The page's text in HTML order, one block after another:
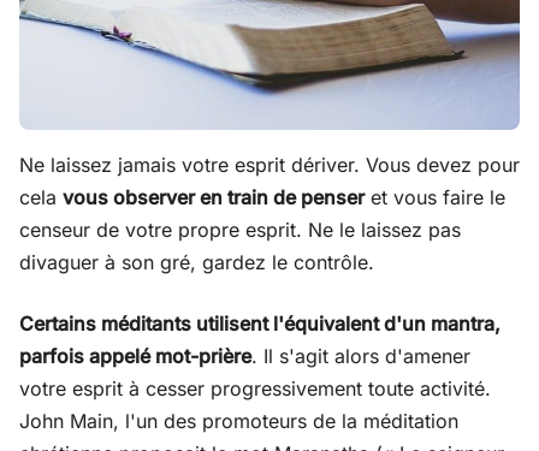
Ne laissez jamais votre esprit dériver. Vous devez pour
cela vous observer en train de penseret vous faire le
censeur de votre propre esprit. Ne le laissez pas
divaguer à son gré, gardez le contrôle.
Certains méditants utilisent l'équivalent d'un mantra,
parfois appelé mot-prière. Il s'agit alors d'amener
votre esprit à cesser progressivement toute activité.
John Main, l'un des promoteurs de la méditation